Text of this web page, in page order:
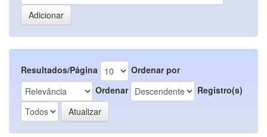
Resultados/Página
Ordenar por
Ordenar
Registro(s)